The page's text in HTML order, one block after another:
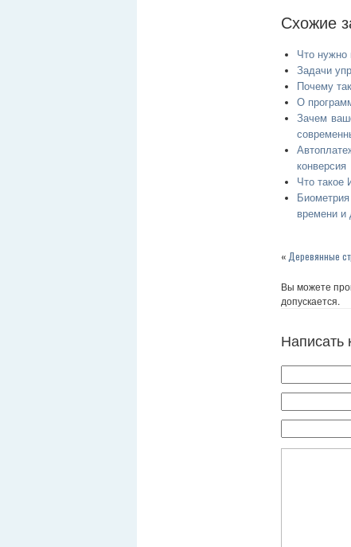
Cхожие
Что нужно
Задачи
Почему
О
Зачем
конверсия
Что такое
времени и
« Деревянные
Вы можете
допускается.
Написать